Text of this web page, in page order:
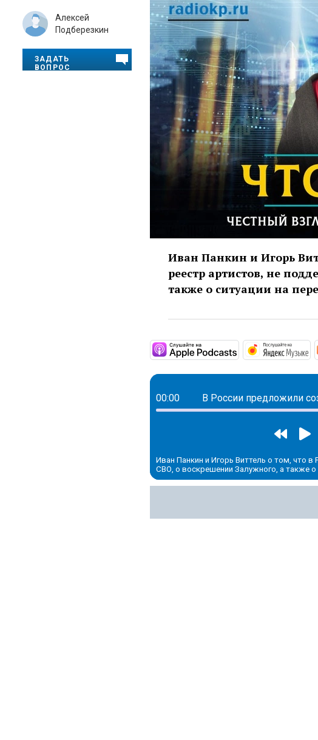
Иван Панкин и Игорь
реестр артистов, не
также о ситуации на
https://
00:00 В России предложили
Иван Панкин и Игорь Виттель о том, что
СВО, о воскрешении Залужного, а также о
Алексей
Подберезкин
ЗАДАТЬ
ВОПРОС